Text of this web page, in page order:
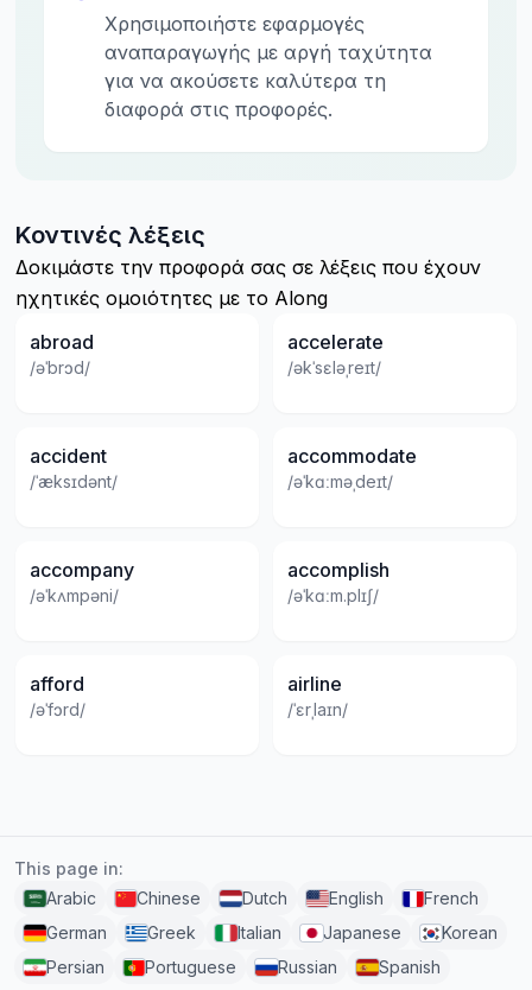
Χρησιμοποιήστε εφαρμογές
αναπαραγωγής με αργή ταχύτητα
για να ακούσετε καλύτερα τη
διαφορά στις προφορές.
Κοντινές λέξεις
Δοκιμάστε την προφορά σας σε λέξεις που έχουν
ηχητικές ομοιότητες με το Along
abroad
/əˈbrɔd/
accelerate
/əkˈsɛləˌreɪt/
accident
/ˈæksɪdənt/
accommodate
/əˈkɑːməˌdeɪt/
accompany
/əˈkʌmpəni/
accomplish
/əˈkɑːm.plɪʃ/
afford
/əˈfɔrd/
airline
/ˈɛrˌlaɪn/
This page in:
Arabic
Chinese Dutch English
French
German
Greek Italian Japanese
Korean
Persian
Portuguese Russian Spanish